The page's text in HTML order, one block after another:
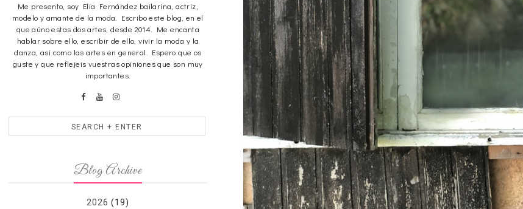
Me presento, soy Elia Fernández bailarina, actriz,
modelo y amante de la moda. Escribo este blog, en el
que aúno estas dos artes, desde 2014. Me encanta
hablar sobre ello, escribir de ello, vivir la moda y la
danza, asi como las artes en general. Espero que os
guste y que reflejeis vuestras opiniones que son muy
importantes.
Blog Archive
2026 (19)